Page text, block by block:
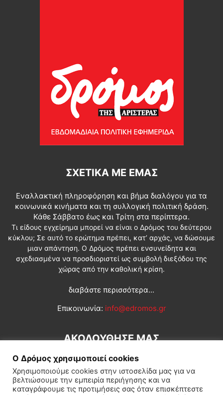
ΣΧΕΤΙΚΆ ΜΕ ΕΜΆΣ
Εναλλακτική πληροφόρηση και βήμα διαλόγου για τα
κοινωνικά κινήματα και τη συλλογική πολιτική δράση.
Κάθε Σάββατο έως και Τρίτη στα περίπτερα.
Τι είδους εγχείρημα μπορεί να είναι ο Δρόμος του δεύτερου
κύκλου; Σε αυτό το ερώτημα πρέπει, κατ’ αρχάς, να δώσουμε
μιαν απάντηση. Ο Δρόμος πρέπει ενσυνείδητα και
σχεδιασμένα να προσδιοριστεί ως συμβολή διεξόδου της
χώρας από την καθολική κρίση.
διαβάστε περισσότερα...
Επικοινωνία: info@edromos.gr
ΑΚΟΛΟΥΘΗΣΕ ΜΑΣ
Ο Δρόμος χρησιμοποιεί cookies
Χρησιμοποιούμε cookies στην ιστοσελίδα μας για να
βελτιώσουμε την εμπειρία περιήγησης και να
καταγράφουμε τις προτιμήσεις σας όταν επισκέπτεστε